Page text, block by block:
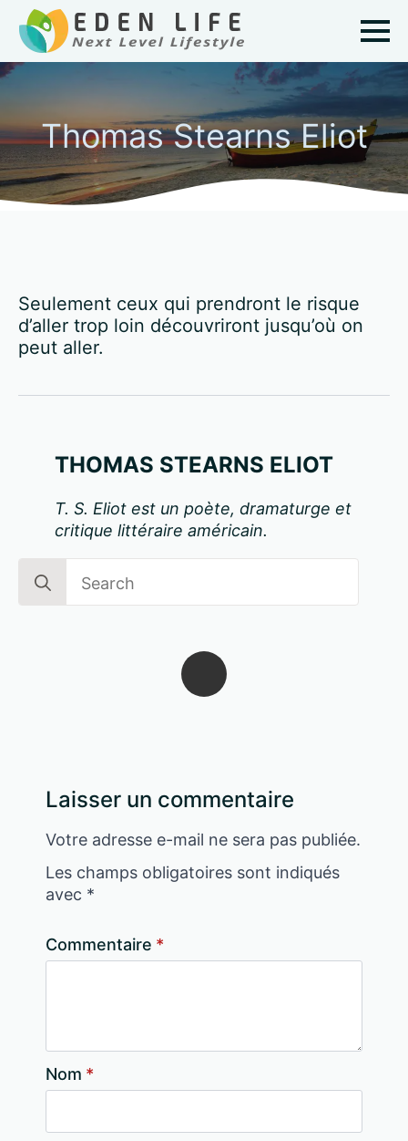
Thomas Stearns Eliot
Seulement ceux qui prendront le risque
d’aller trop loin découvriront jusqu’où on
peut aller.
THOMAS STEARNS ELIOT
T. S. Eliot est un poète, dramaturge et
critique littéraire américain.
for:
Laisser un commentaire
Votre adresse e-mail ne sera pas publiée.
Les champs obligatoires sont indiqués
avec *
Commentaire *
Nom *